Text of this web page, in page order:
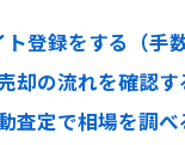
登録をする（手
却の流れを確認す
査定で相場を調べ